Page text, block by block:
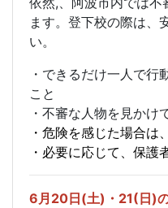
ます。登下校の際は、
い。
・できるだけ一人で行
こと
・不審な人物を見かけ
・危険を感じた場合は
・必要に応じて、保護
6月20日(土)・21(日)の